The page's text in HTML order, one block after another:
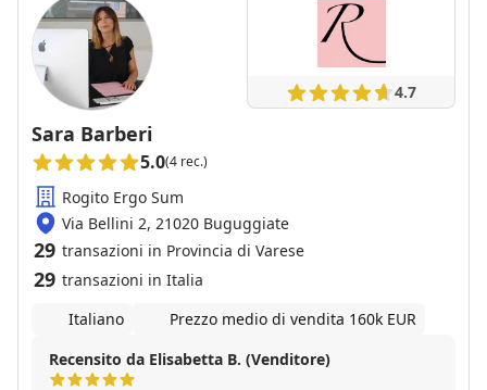
4.7
Sara Barberi
5.0(4 rec.)
Rogito Ergo Sum
Via Bellini 2, 21020 Buguggiate
29 transazioni in Provincia di Varese
29 transazioni in Italia
Italiano
Prezzo medio di vendita 160k EUR
Recensito da Elisabetta B. (Venditore)